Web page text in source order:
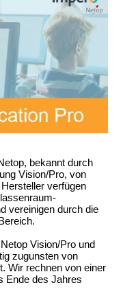
bekannt durch
Vision/Pro, von
verfügen
vereinigen durch die
Vision/Pro und
zugunsten von
Wir rechnen von einer
Ende des Jahres